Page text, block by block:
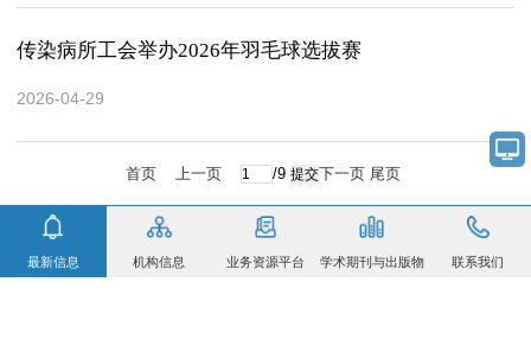
传染病所工会举办2026年羽毛球选拔赛
2026-04-29
首页 上一页 /9 下一页 尾页
最新信息 机构信息 业务资源平台 学术期刊与出版物 联系我们